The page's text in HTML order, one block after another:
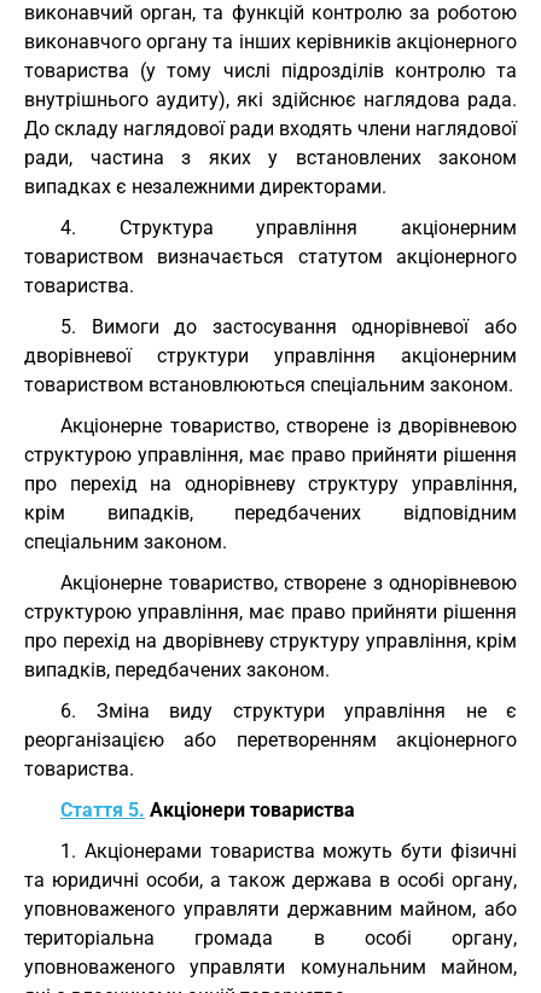
виконавчий орган, та функцій контролю за роботою
виконавчого органу та інших керівників акціонерного
товариства (у тому числі підрозділів контролю та
внутрішнього аудиту), які здійснює наглядова рада.
До складу наглядової ради входять члени наглядової
ради, частина з яких у встановлених законом
випадках є незалежними директорами.
4. Структура управління акціонерним
товариством визначається статутом акціонерного
товариства.
5. Вимоги до застосування однорівневої або
дворівневої структури управління акціонерним
товариством встановлюються спеціальним законом.
Акціонерне товариство, створене із дворівневою
структурою управління, має право прийняти рішення
про перехід на однорівневу структуру управління,
крім випадків, передбачених відповідним
спеціальним законом.
Акціонерне товариство, створене з однорівневою
структурою управління, має право прийняти рішення
про перехід на дворівневу структуру управління, крім
випадків, передбачених законом.
6. Зміна виду структури управління не є
реорганізацією або перетворенням акціонерного
товариства.
Стаття 5. Акціонери товариства
1. Акціонерами товариства можуть бути фізичні
та юридичні особи, а також держава в особі органу,
уповноваженого управляти державним майном, або
територіальна громада в особі органу,
уповноваженого управляти комунальним майном,